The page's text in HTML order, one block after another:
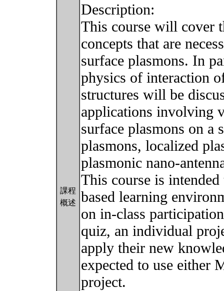
課程
概述
Description:
This course will cover
concepts that are
surface plasmons. In
physics of interaction
structures will be
applications involving
surface plasmons on
plasmons, localized
plasmonic nano-
This course is
based learning
on in-class
quiz, an individual
apply their new
expected to use either
project.